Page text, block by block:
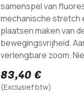
samenspel van
mechanische stretch
plaatsen maken van
bewegingsvrijheid.
verlengbare zoom.
83,40 €
(Exclusief btw)